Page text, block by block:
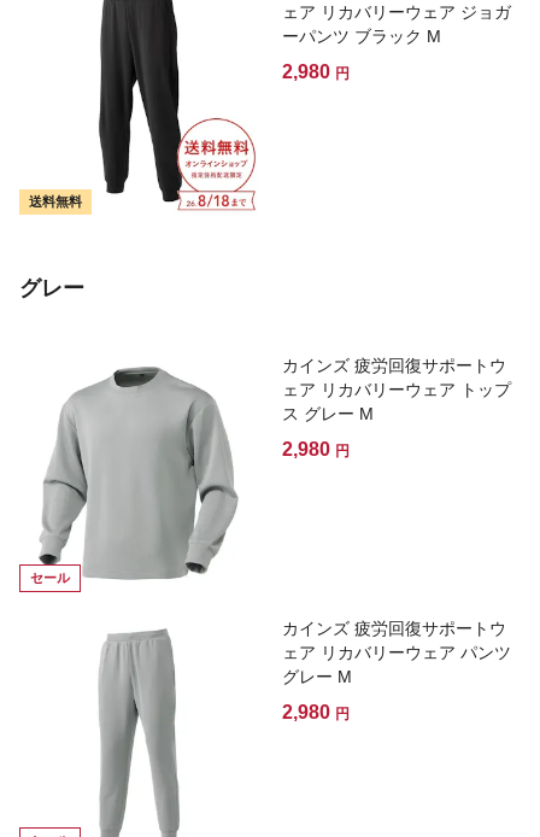
送料無料
ェア リカバリーウェア ジョガ
ーパンツ ブラック M
2,980 円
グレー
セール
カインズ 疲労回復サポートウ
ェア リカバリーウェア トップ
ス グレー M
2,980 円
カインズ 疲労回復サポートウ
ェア リカバリーウェア パンツ
グレー M
2,980 円